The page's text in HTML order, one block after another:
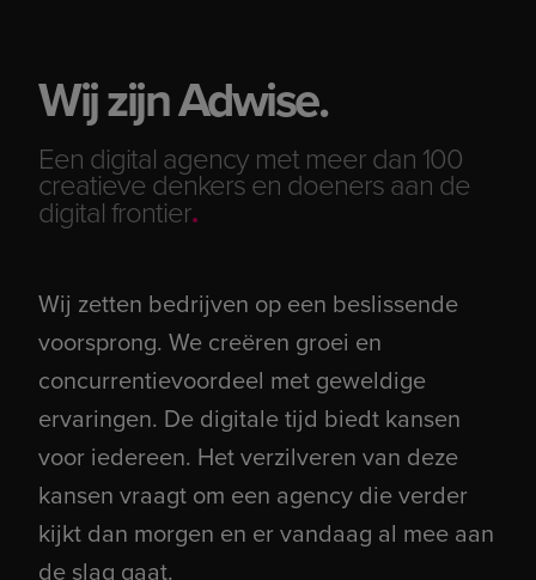
Wij zijn Adwise.
Een digital agency met meer dan 100
creatieve denkers en doeners aan de
digital frontier.
Wij zetten bedrijven op een beslissende
voorsprong. We creëren groei en
concurrentievoordeel met geweldige
ervaringen. De digitale tijd biedt kansen
voor iedereen. Het verzilveren van deze
kansen vraagt om een agency die verder
kijkt dan morgen en er vandaag al mee aan
de slag gaat.